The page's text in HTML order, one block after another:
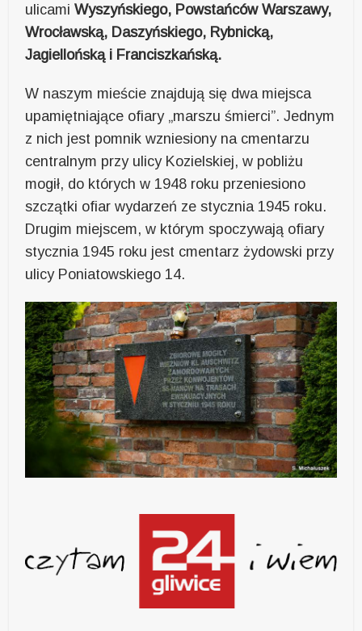
ulicamiWyszyńskiego, Powstańców Warszawy,
Wrocławską, Daszyńskiego, Rybnicką,
Jagiellońską i Franciszkańską.
W naszym mieście znajdują się dwa miejsca
upamiętniające ofiary „marszu śmierci”. Jednym
z nich jest pomnik wzniesiony na cmentarzu
centralnym przy ulicy Kozielskiej, w pobliżu
mogił, do których w 1948 roku przeniesiono
szczątki ofiar wydarzeń ze stycznia 1945 roku.
Drugim miejscem, w którym spoczywają ofiary
stycznia 1945 roku jest cmentarz żydowski przy
ulicy Poniatowskiego 14.